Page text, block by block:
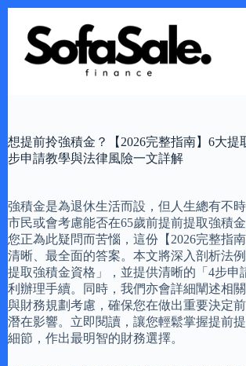
content
想提前拎強積金？【2026完整指南】6大提
步申請教學與法律風險一文詳解
強積金是為退休生活而設，但人生總有不
市民或會考慮能否在65歲前提前提取強積
您正為此疑問而苦惱，這份【2026完整指
清晰、最全面的答案。本文將深入剖析法
提取強積金資格」，並提供清晰的「4步申
利辦理手續。同時，我們亦會詳細闡述相關
與財務規劃考慮，確保您在做出重要決定
潛在影響。立即閱讀，讓您輕鬆掌握提前
細節，作出最明智的財務選擇。